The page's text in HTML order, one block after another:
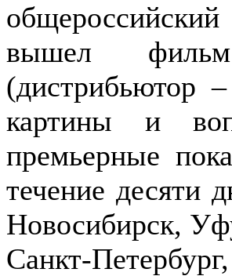
вышел
(дистрибьютор
картины и
премьерные
течение десяти
Новосибирск,
Санкт-